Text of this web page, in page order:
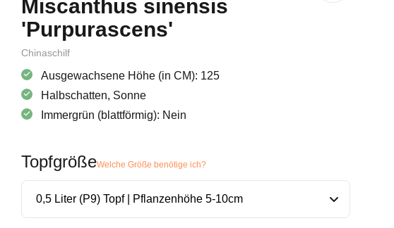
5 von
Kundenstimmen
Miscanthus sinensis
'Purpurascens'
Chinaschilf
Ausgewachsene Höhe (in CM): 125
Halbschatten, Sonne
Immergrün (blattförmig): Nein
TopfgrößeWelche Größe benötige ich?